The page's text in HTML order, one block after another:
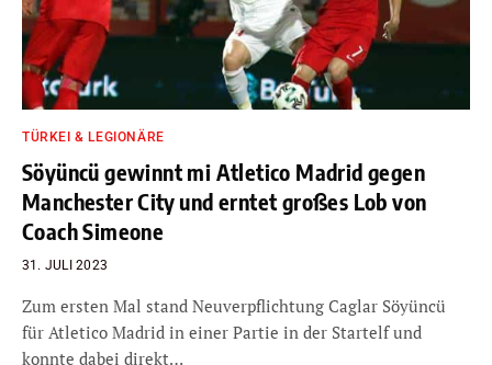
TÜRKEI & LEGIONÄRE
Söyüncü gewinnt mi Atletico Madrid gegen
Manchester City und erntet großes Lob von
Coach Simeone
31. JULI 2023
Zum ersten Mal stand Neuverpflichtung Caglar Söyüncü
für Atletico Madrid in einer Partie in der Startelf und
konnte dabei direkt…